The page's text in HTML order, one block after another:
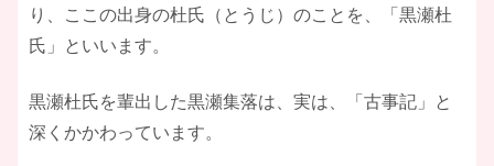
り、ここの出身の杜氏（とうじ）のことを、「黒瀬杜
氏」といいます。
黒瀬杜氏を輩出した黒瀬集落は、実は、「古事記」と
深くかかわっています。